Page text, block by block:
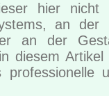
hier nicht
an der
an der
diesem